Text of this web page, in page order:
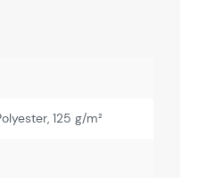
125 g/m²